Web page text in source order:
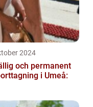
2024
och permanent
i Umeå: